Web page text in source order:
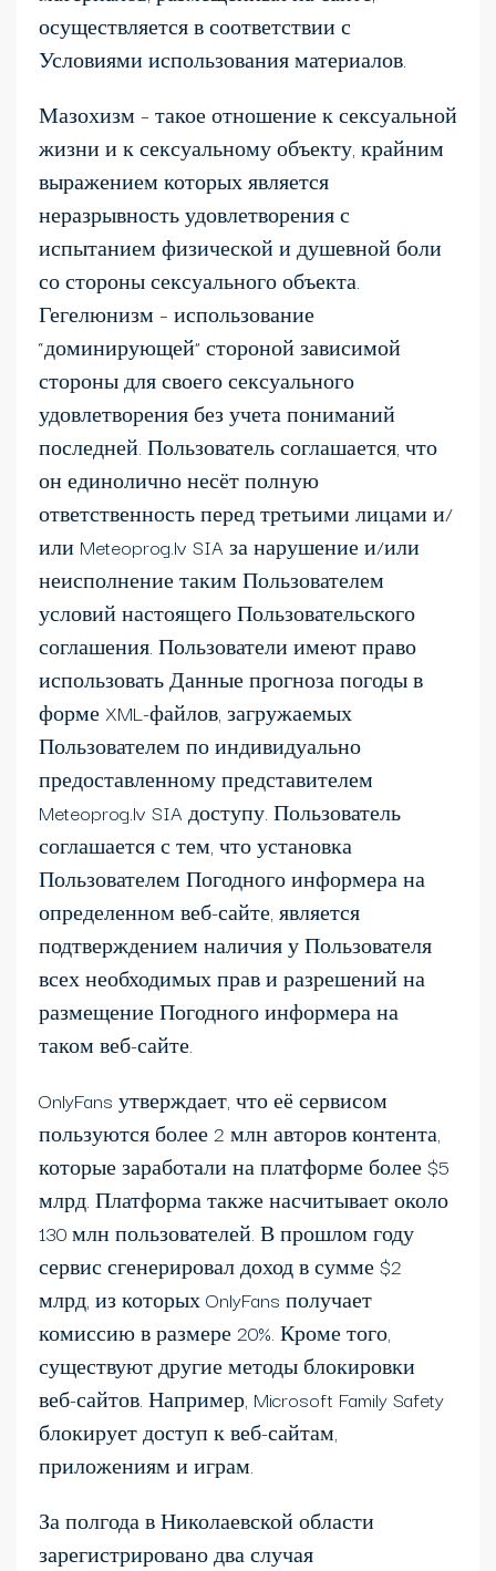
осуществляется в соответствии с
Условиями использования материалов.
Мазохизм – такое отношение к сексуальной
жизни и к сексуальному объекту, крайним
выражением которых является
неразрывность удовлетворения с
испытанием физической и душевной боли
со стороны сексуального объекта.
Гегелюнизм – использование
“доминирующей” стороной зависимой
стороны для своего сексуального
удовлетворения без учета пониманий
последней. Пользователь соглашается, что
он единолично несёт полную
ответственность перед третьими лицами и/
или Meteoprog.lv SIA за нарушение и/или
неисполнение таким Пользователем
условий настоящего Пользовательского
соглашения. Пользователи имеют право
использовать Данные прогноза погоды в
форме XML-файлов, загружаемых
Пользователем по индивидуально
предоставленному представителем
Meteoprog.lv SIA доступу. Пользователь
соглашается с тем, что установка
Пользователем Погодного информера на
определенном веб-сайте, является
подтверждением наличия у Пользователя
всех необходимых прав и разрешений на
размещение Погодного информера на
таком веб-сайте.
OnlyFans утверждает, что её сервисом
пользуются более 2 млн авторов контента,
которые заработали на платформе более $5
млрд. Платформа также насчитывает около
130 млн пользователей. В прошлом году
сервис сгенерировал доход в сумме $2
млрд, из которых OnlyFans получает
комиссию в размере 20%. Кроме того,
существуют другие методы блокировки
веб-сайтов. Например, Microsoft Family Safety
блокирует доступ к веб-сайтам,
приложениям и играм.
За полгода в Николаевской области
зарегистрировано два случая